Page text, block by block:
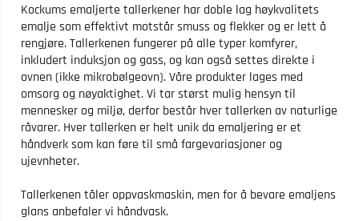
Kockums emaljerte tallerkener har doble lag høykvalitets
emalje som effektivt motstår smuss og flekker og er lett å
rengjøre. Tallerkenen fungerer på alle typer komfyrer,
inkludert induksjon og gass, og kan også settes direkte i
ovnen (ikke mikrobølgeovn). Våre produkter lages med
omsorg og nøyaktighet. Vi tar størst mulig hensyn til
mennesker og miljø, derfor består hver tallerken av naturlige
råvarer. Hver tallerken er helt unik da emaljering er et
håndverk som kan føre til små fargevariasjoner og
ujevnheter.
Tallerkenen tåler oppvaskmaskin, men for å bevare emaljens
glans anbefaler vi håndvask.